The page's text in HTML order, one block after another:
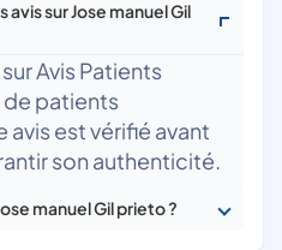
sur Jose manuel Gil
Avis Patients
patients
est vérifié avant
son authenticité.
manuel Gil prieto ?